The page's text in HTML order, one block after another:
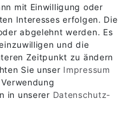
mit Einwilligung oder
Interesses erfolgen. Die
abgelehnt werden. Es
und die
Zeitpunkt zu ändern
Sie unser Impressum
in unserer Daten­schutz­